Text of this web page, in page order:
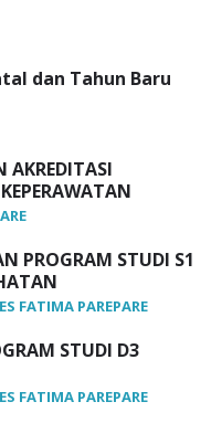
dan Tahun Baru
AKREDITASI
PROGRAM STUDI S1
FATIMA PAREPARE
STUDI D3
FATIMA PAREPARE